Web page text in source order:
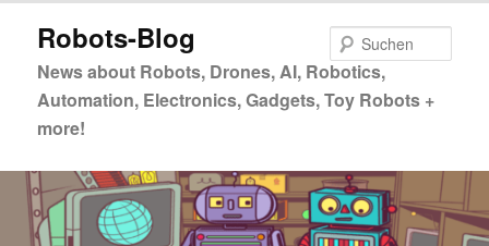
primären
springen
sekundären
springen
Robots-Blog
News about Robots, Drones, AI, Robotics,
Automation, Electronics, Gadgets, Toy Robots +
more!